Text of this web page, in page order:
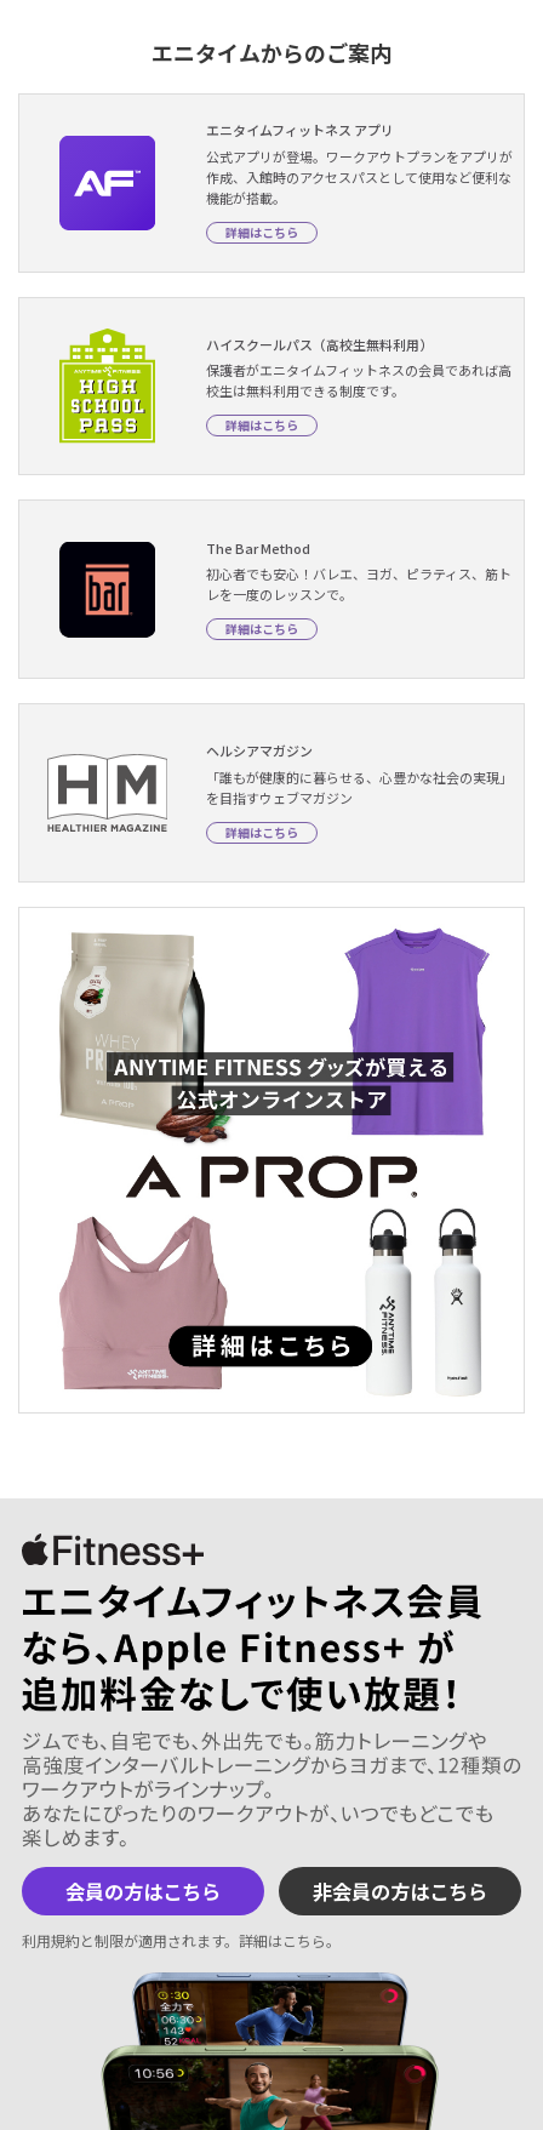
エニタイムからのご案内
エニタイムフィットネス アプリ
公式アプリが登場。ワークアウトプランをアプリが
作成、入館時のアクセスパスとして使用など便利な
機能が搭載。
詳細はこちら
ハイスクールパス（高校生無料利用）
保護者がエニタイムフィットネスの会員であれば高
校生は無料利用できる制度です。
詳細はこちら
The Bar Method
初心者でも安心！バレエ、ヨガ、ピラティス、筋ト
レを一度のレッスンで。
詳細はこちら
ヘルシアマガジン
「誰もが健康的に暮らせる、心豊かな社会の実現」
を目指すウェブマガジン
詳細はこちら
会員の方はこちら 非会員の方はこちら
利用規約と制限が適用されます。 詳細はこちら。